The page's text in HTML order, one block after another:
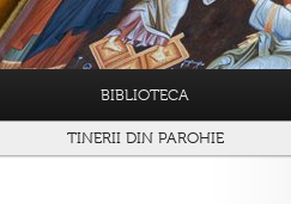
BIBLIOTECA
TINERII DIN PAROHIE